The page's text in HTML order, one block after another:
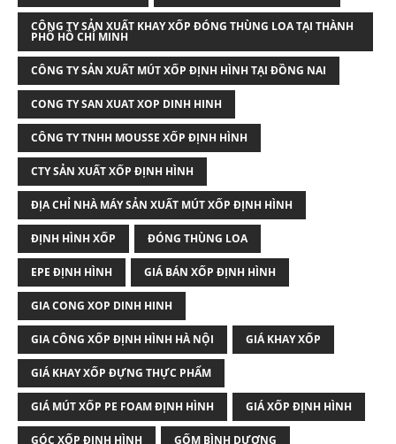
CÔNG TY SẢN XUẤT KHAY XỐP ĐÓNG THÙNG LOA TẠI THÀNH
PHỐ HỒ CHÍ MINH
CÔNG TY SẢN XUẤT MÚT XỐP ĐỊNH HÌNH TẠI ĐỒNG NAI
CONG TY SAN XUAT XOP DINH HINH
CÔNG TY TNHH MOUSSE XỐP ĐỊNH HÌNH
CTY SẢN XUẤT XỐP ĐỊNH HÌNH
ĐỊA CHỈ NHÀ MÁY SẢN XUẤT MÚT XỐP ĐỊNH HÌNH
ĐỊNH HÌNH XỐP ĐÓNG THÙNG LOA
EPE ĐỊNH HÌNH GIÁ BÁN XỐP ĐỊNH HÌNH
GIA CONG XOP DINH HINH
GIA CÔNG XỐP ĐỊNH HÌNH HÀ NỘI GIÁ KHAY XỐP
GIÁ KHAY XỐP ĐỰNG THỰC PHẨM
GIÁ MÚT XỐP PE FOAM ĐỊNH HÌNH GIÁ XỐP ĐỊNH HÌNH
GÓC XỐP ĐỊNH HÌNH GỐM BÌNH DƯƠNG